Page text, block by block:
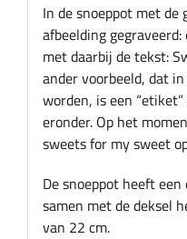
In de snoeppot met de
afbeelding
met daarbij de tekst:
ander voorbeeld, dat
worden, is een
eronder. Op het
sweets for my sweet
De snoeppot heeft
samen met de deksel
van 22 cm.